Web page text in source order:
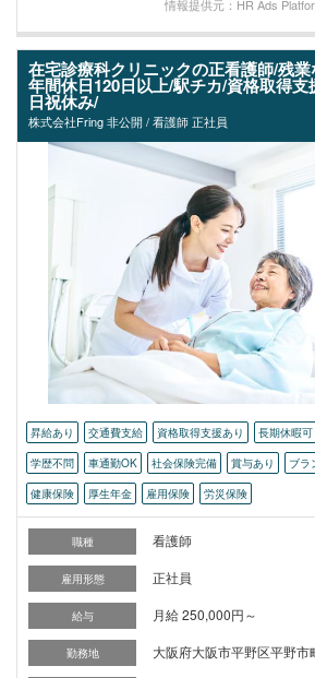
情報提供元：HR Ads
在宅診療科クリニックの正看護師/残
年間休日120日以上/駅チカ/資格取得
日祝休み/
株式会社Fring 非公開 / 看護師 正社員
昇給あり 交通費支給 資格取得支援あり 長期休暇可
学歴不問
車通勤OK 社会保険完備 賞与あり ブラ
健康保険
厚生年金 雇用保険 労災保険
職種 看護師
雇用形態 正社員
給与 月給 250,000円～
勤務地 大阪府大阪市平野区平野市